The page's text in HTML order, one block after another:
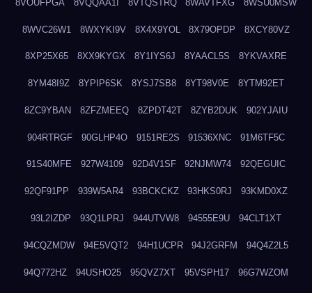
8VOUFPGA 8VQQAA1I 8VTQSTRQ 8WAVTFXG 8WSU0MSW
8WVC26W1 8WXYKI9V 8X4X9YOL 8X79OPDP 8XCY80VZ
8XP25X65 8XX9KYGX 8Y1IYS6J 8YAACL5S 8YKVAXRE
8YM48I9Z 8YPIP6SK 8YSJ7SB8 8YT98V0E 8YTM92ET
8ZC9YBAN 8ZFZMEEQ 8ZPDT42T 8ZYB2DUK 902YJAIU
904RTRGF 90GLHP4O 9151RE2S 91536XNC 91M6TF5C
91S40MFE 927W4109 92D4V1SF 92NJMW74 92QEGUIC
92QF91PP 939W5AR4 93BCKCKZ 93HKS0RJ 93KMD0XZ
93L2IZDP 93Q1LPRJ 944UTVW8 94555E9U 94CLT1XT
94CQZMDW 94E5VQT2 94H1UCPR 94J2GRFM 94Q4Z2L5
94Q772HZ 94USHO25 95QVZ7XT 95VSPH17 96G7WZOM